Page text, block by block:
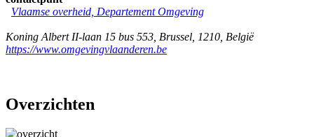
Vlaamse overheid, Departement Omgeving
Koning Albert II-laan 15 bus 553 Brussel 1210 België
https://www.omgevingvlaanderen.be
Overzichten